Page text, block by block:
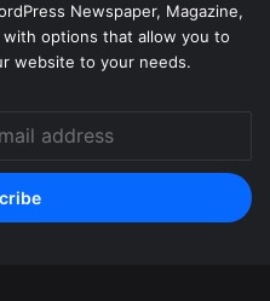
Newspaper, Magazine,
with options that allow you to
website to your needs.